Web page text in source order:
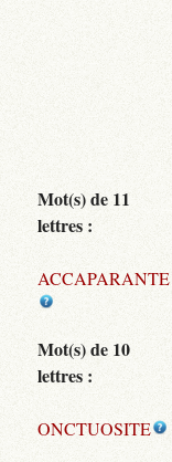
Mot(s) de 11
lettres :
ACCAPARANTE
Mot(s) de 10
lettres :
ONCTUOSITE